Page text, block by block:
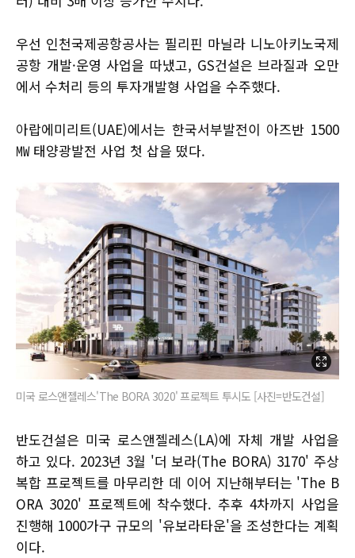
우선 인천국제공항공사는 필리핀 마닐라 니노아키노국제
공항 개발·운영 사업을 따냈고, GS건설은 브라질과 오만
에서 수처리 등의 투자개발형 사업을 수주했다.
아랍에미리트(UAE)에서는 한국서부발전이 아즈반 1500
㎿ 태양광발전 사업 첫 삽을 떴다.
미국 로스앤젤레스'The BORA 3020' 프로젝트 투시도 [사진=반도건설]
반도건설은 미국 로스앤젤레스(LA)에 자체 개발 사업을
하고 있다. 2023년 3월 '더 보라(The BORA) 3170' 주상
복합 프로젝트를 마무리한 데 이어 지난해부터는 'The B
ORA 3020' 프로젝트에 착수했다. 추후 4차까지 사업을
진행해 1000가구 규모의 '유보라타운'을 조성한다는 계획
이다.